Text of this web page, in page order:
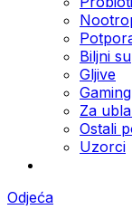
Biljni
Gljive
Gaming
Za
Ostali
Uzorci
Odjeća